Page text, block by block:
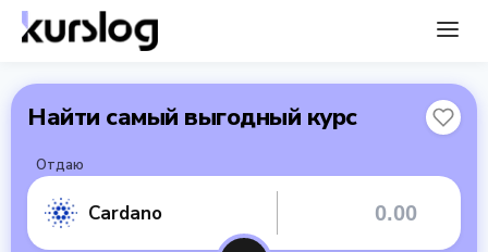
Найти самый выгодный курс
Отдаю
Cardano